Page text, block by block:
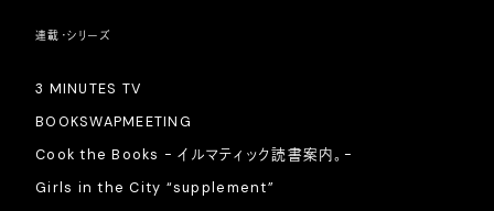
連載・シリーズ
3 MINUTES TV
BOOKSWAPMEETING
Cook the Books - イルマティック読書案内。-
Girls in the City “supplement”